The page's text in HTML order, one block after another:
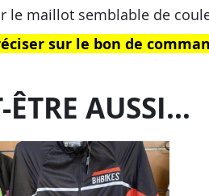
le maillot semblable de
sur le bon de
ÊTRE AUSSI…